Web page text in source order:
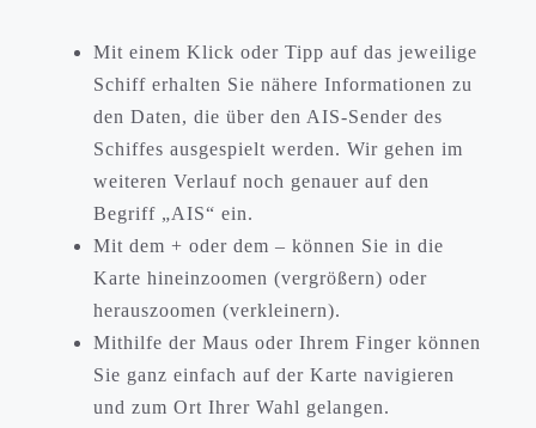
Mit einem Klick oder Tipp auf das jeweilige
Schiff erhalten Sie nähere Informationen zu
den Daten, die über den AIS-Sender des
Schiffes ausgespielt werden. Wir gehen im
weiteren Verlauf noch genauer auf den
Begriff „AIS“ ein.
Mit dem + oder dem – können Sie in die
Karte hineinzoomen (vergrößern) oder
herauszoomen (verkleinern).
Mithilfe der Maus oder Ihrem Finger können
Sie ganz einfach auf der Karte navigieren
und zum Ort Ihrer Wahl gelangen.